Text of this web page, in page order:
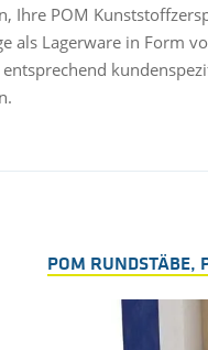
Ihre POM
als Lagerware in Form
POM RUNDSTÄBE,